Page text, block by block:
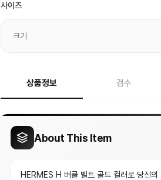
사이즈
크기
상품정보 검수
About This Item
HERMES H 버클 벨트 골드 컬러로 당신